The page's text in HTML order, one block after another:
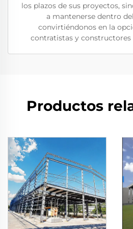
los plazos de sus proyectos,
a mantenerse dentro
convirtiéndonos en la
contratistas y
Productos